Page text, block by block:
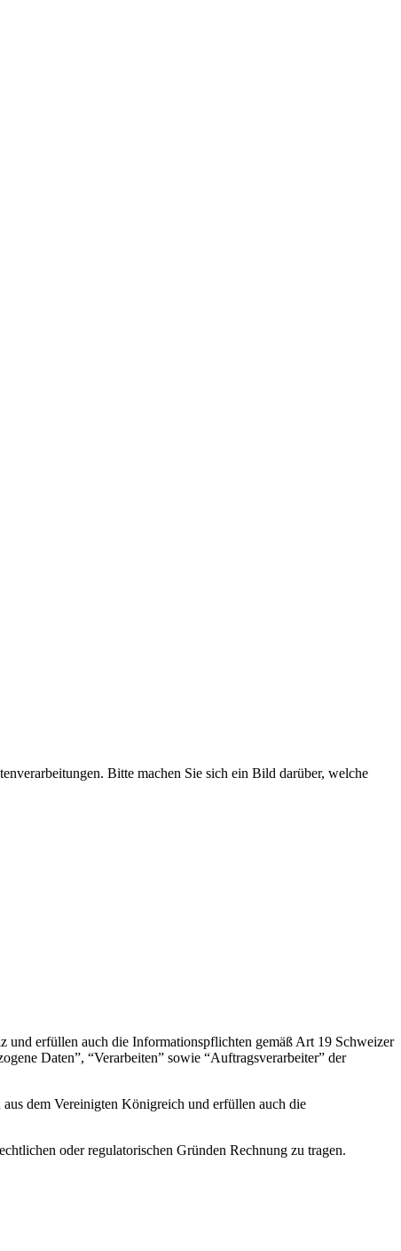
Bitte machen Sie sich ein Bild darüber, welche
und erfüllen auch die Informationspflichten gemäß Art 19 Schweizer
Daten”, “Verarbeiten” sowie “Auftragsverarbeiter” der
dem Vereinigten Königreich und erfüllen auch die
oder regulatorischen Gründen Rechnung zu tragen.